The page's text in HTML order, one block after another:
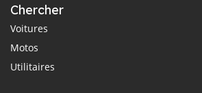
Chercher
Voitures
Motos
Utilitaires